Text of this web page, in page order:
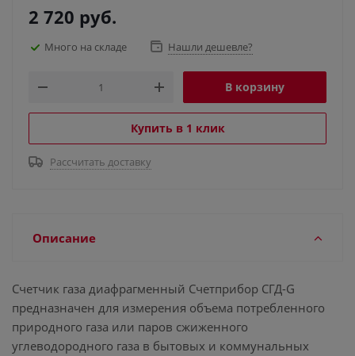
2 720 руб.
Много на складе Нашли дешевле?
В корзину
Купить в 1 клик
Рассчитать доставку
Описание
Счетчик газа диафрагменный Счетприбор СГД-G
предназначен для измерения объема потребленного
природного газа или паров сжиженного
углеводородного газа в бытовых и коммунальных